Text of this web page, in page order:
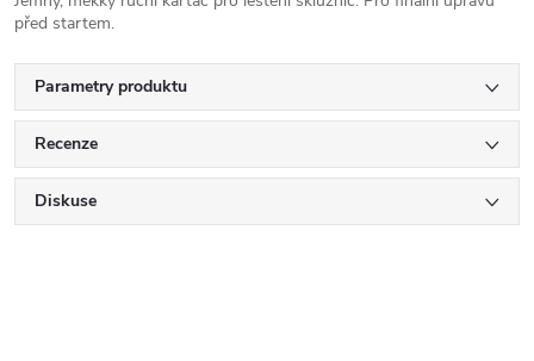
před startem.
Parametry produktu
Recenze
Diskuse